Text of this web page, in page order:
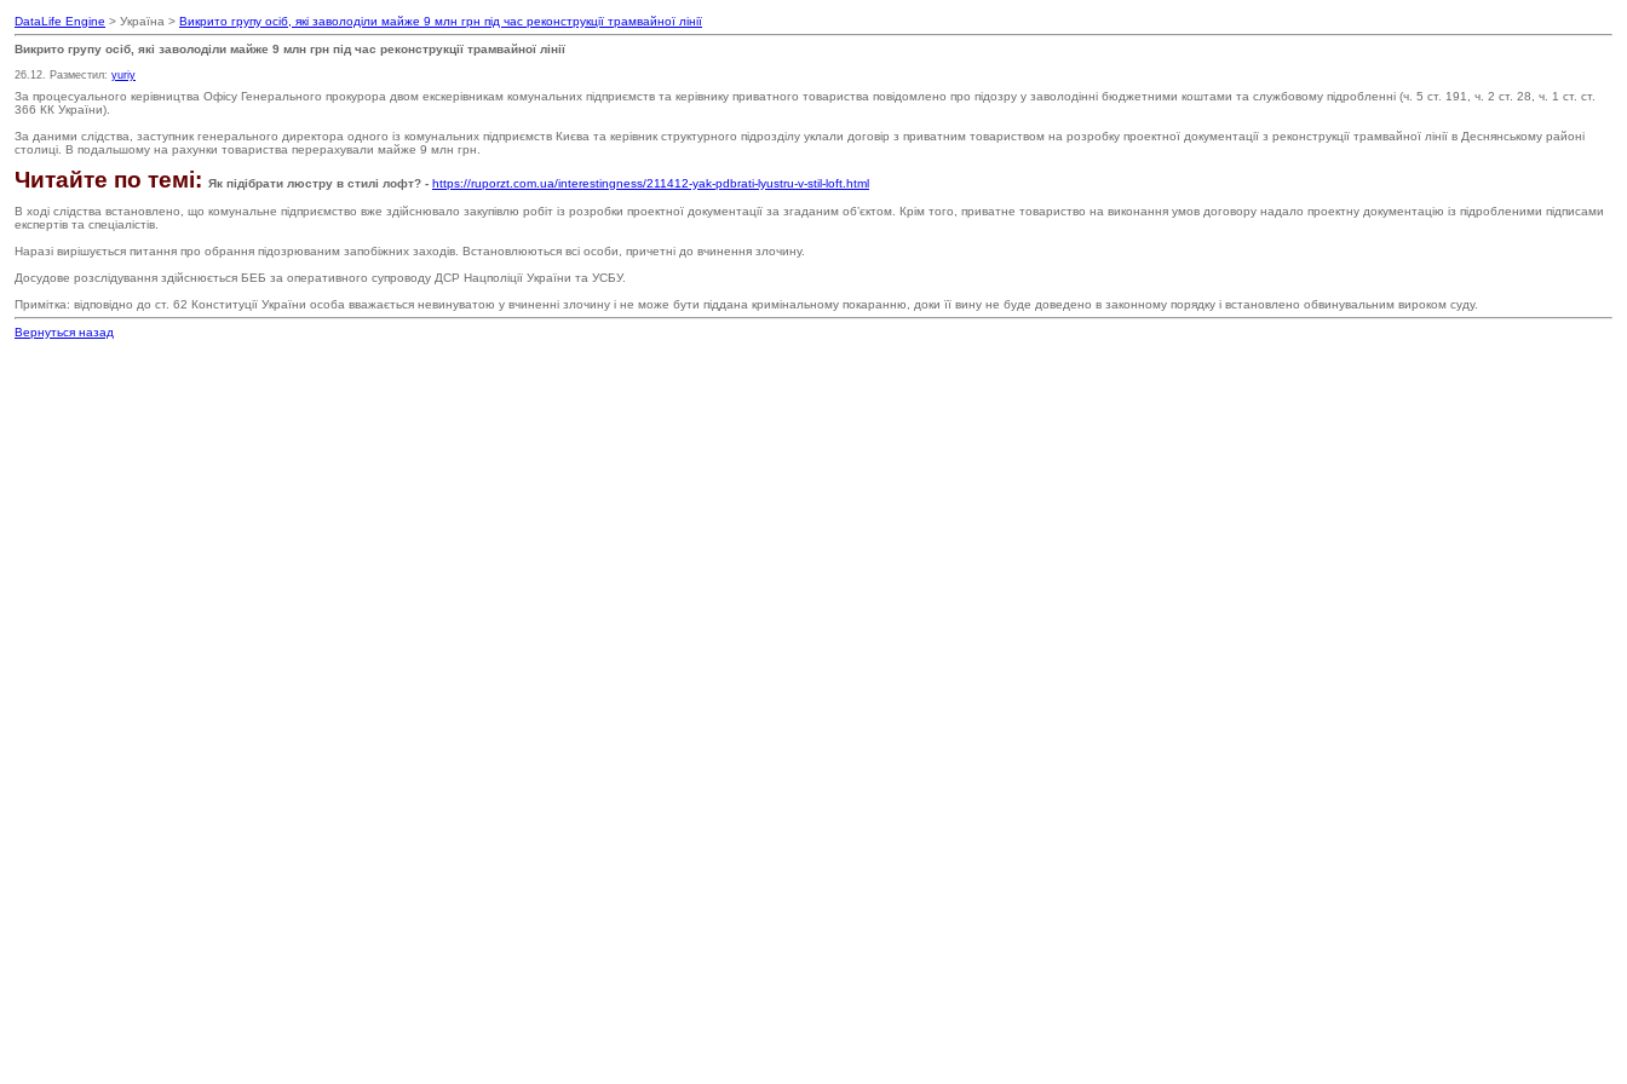
DataLife Engine > Україна > Викрито групу осіб, які заволоділи майже 9 млн грн під час реконструкції трамвайної лінії
Викрито групу осіб, які заволоділи майже 9 млн грн під час реконструкції трамвайної лінії
26.12. Разместил: yuriy
За процесуального керівництва Офісу Генерального прокурора двом екскерівникам комунальних підприємств та керівнику приватного товариства повідомлено про підозру у заволодінні бюджетними коштами та службовому підробленні (ч. 5 ст. 191, ч. 2 ст. 28, ч. 1 ст. ст.
366 КК України).
За даними слідства, заступник генерального директора одного із комунальних підприємств Києва та керівник структурного підрозділу уклали договір з приватним товариством на розробку проектної документації з реконструкції трамвайної лінії в Деснянському районі
столиці. В подальшому на рахунки товариства перерахували майже 9 млн грн.
Читайте по темі: Як підібрати люстру в стилі лофт? - https://ruporzt.com.ua/interestingness/211412-yak-pdbrati-lyustru-v-stil-loft.html
В ході слідства встановлено, що комунальне підприємство вже здійснювало закупівлю робіт із розробки проектної документації за згаданим об’єктом. Крім того, приватне товариство на виконання умов договору надало проектну документацію із підробленими підписами
експертів та спеціалістів.
Наразі вирішується питання про обрання підозрюваним запобіжних заходів. Встановлюються всі особи, причетні до вчинення злочину.
Досудове розслідування здійснюється БЕБ за оперативного супроводу ДСР Нацполіції України та УСБУ.
Примітка: відповідно до ст. 62 Конституції України особа вважається невинуватою у вчиненні злочину і не може бути піддана кримінальному покаранню, доки її вину не буде доведено в законному порядку і встановлено обвинувальним вироком суду.
Вернуться назад